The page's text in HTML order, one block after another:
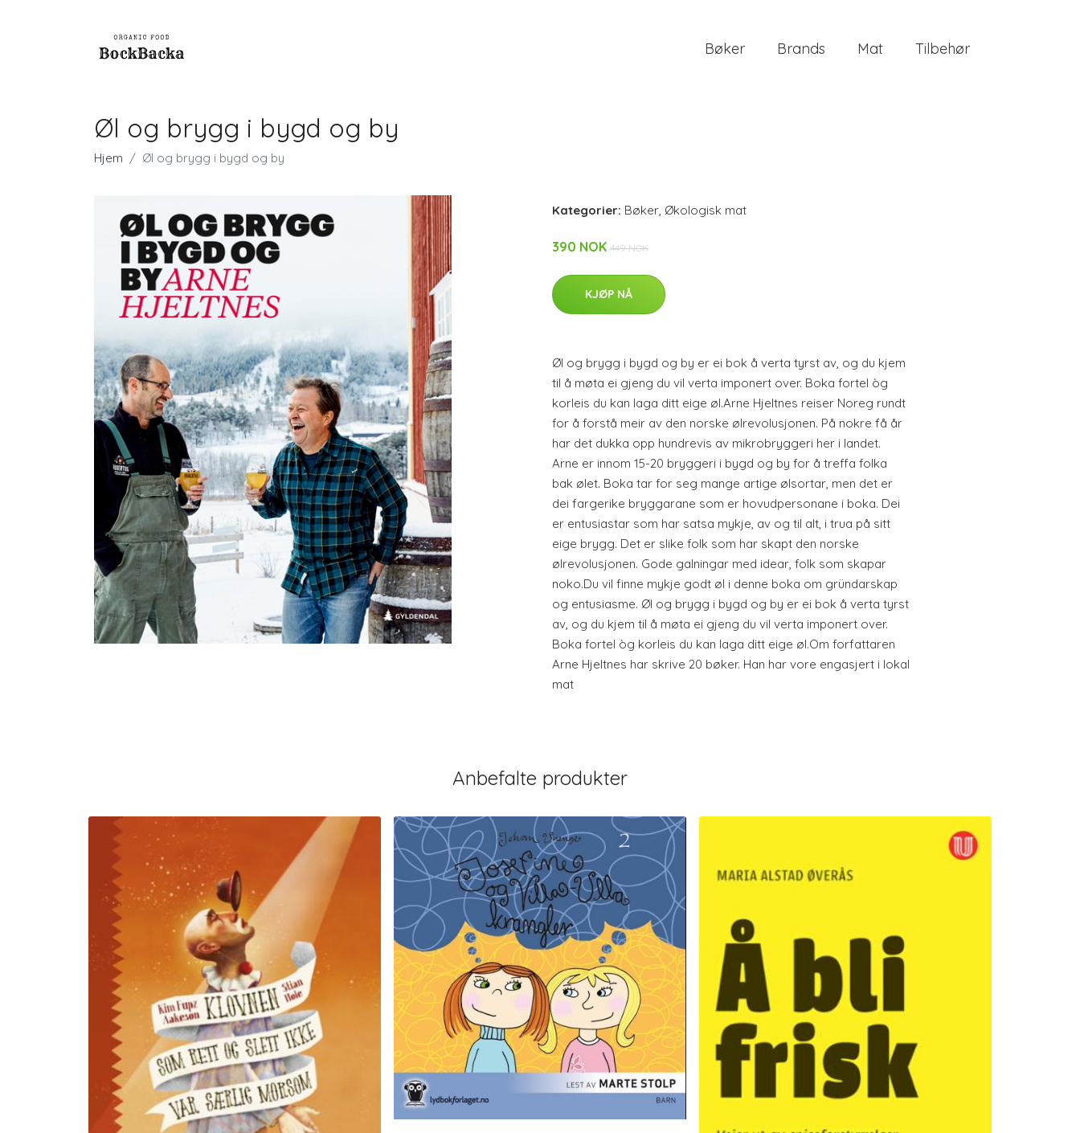
Bøker Brands Mat Tilbehør
Øl og brygg i bygd og by
Hjem Øl og brygg i bygd og by
Kategorier: Bøker, Økologisk mat
390 NOK 449 NOK
KJØP NÅ
Øl og brygg i bygd og by er ei bok å verta tyrst av, og du kjem
til å møta ei gjeng du vil verta imponert over. Boka fortel òg
korleis du kan laga ditt eige øl.Arne Hjeltnes reiser Noreg rundt
for å forstå meir av den norske ølrevolusjonen. På nokre få år
har det dukka opp hundrevis av mikrobryggeri her i landet.
Arne er innom 15-20 bryggeri i bygd og by for å treffa folka
bak ølet. Boka tar for seg mange artige ølsortar, men det er
dei fargerike bryggarane som er hovudpersonane i boka. Dei
er entusiastar som har satsa mykje, av og til alt, i trua på sitt
eige brygg. Det er slike folk som har skapt den norske
ølrevolusjonen. Gode galningar med idear, folk som skapar
noko.Du vil finne mykje godt øl i denne boka om gründarskap
og entusiasme. Øl og brygg i bygd og by er ei bok å verta tyrst
av, og du kjem til å møta ei gjeng du vil verta imponert over.
Boka fortel òg korleis du kan laga ditt eige øl.Om forfattaren
Arne Hjeltnes har skrive 20 bøker. Han har vore engasjert i lokal
mat
Anbefalte produkter